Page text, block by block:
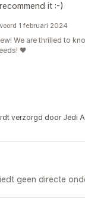
it :-)
1 februari 2024
We are thrilled to
🖤
verzorgd door Jedi
geen directe